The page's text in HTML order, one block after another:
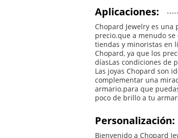
Aplicaciones:
Chopard Jewelry es
precio.que a menudo
tiendas y minoristas en
Chopard, ya que los
díasLas condiciones de
Las joyas Chopard son
complementar una
armario.para que
poco de brillo a tu
Personalización:
Bienvenido a Chopard